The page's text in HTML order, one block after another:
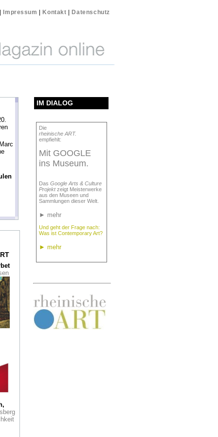
Impressum Kontakt Datenschutz
IM DIALOG
Die
rheinische ART.
empfiehlt:
Mit GOOGLE
ins Museum.
Das Google Arts & Culture
Projektzeigt Meisterwerke
aus den Museen und
Sammlungen dieser Welt.
► mehr
Und geht der Frage nach:
Was ist Contemporary Art?
► mehr
Marc
in
de